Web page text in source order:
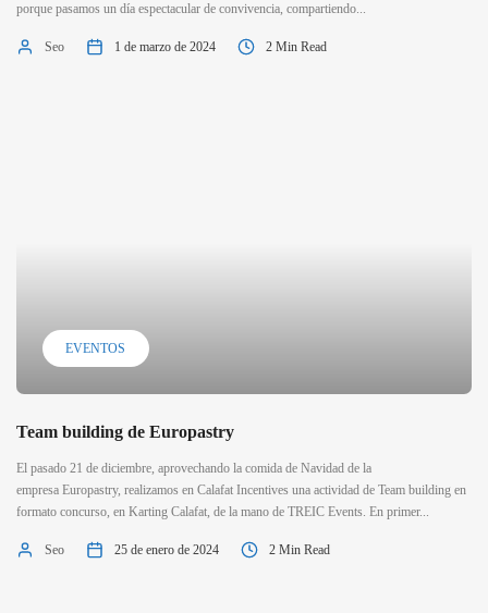
porque pasamos un día espectacular de convivencia, compartiendo...
Seo 1 de marzo de 2024 2 Min Read
EVENTOS
Team building de Europastry
El pasado 21 de diciembre, aprovechando la comida de Navidad de la
empresa Europastry, realizamos en Calafat Incentives una actividad de Team building en
formato concurso, en Karting Calafat, de la mano de TREIC Events. En primer...
Seo 25 de enero de 2024 2 Min Read